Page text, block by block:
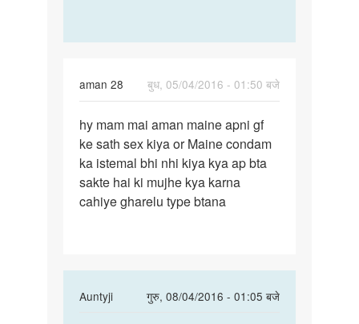
aman 28
बुध, 05/04/2016 - 01:50 बजे
hy
mam
mai
aman
maine
hy mam mai aman maine apni gf
ke sath sex kiya or Maine condam
ka istemal bhi nhi kiya kya ap bta
sakte hai ki mujhe kya karna
cahiye gharelu type btana
Auntyji
गुरु, 08/04/2016 - 01:05 बजे
In